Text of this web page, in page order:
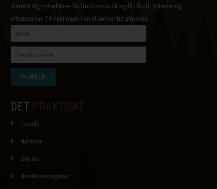
Tilmeld dig nyhedsbrev fra Outdoornu.dk og få tilbud, nyheder og
information. Tilmeldingen kan til enhver tid afmeldes.
DET
Forside
Nyheder
Om os
Handelsbetingelser